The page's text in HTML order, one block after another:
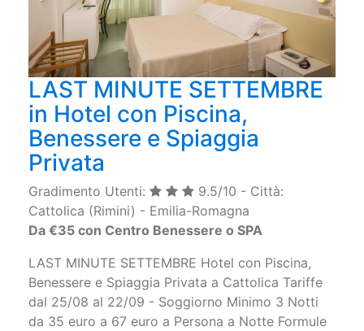
LAST MINUTE SETTEMBRE
in Hotel con Piscina,
Benessere e Spiaggia
Privata
Gradimento Utenti:
9.5/10 - Città:
Cattolica (Rimini) - Emilia-Romagna
Da €35 con Centro Benessere o SPA
LAST MINUTE SETTEMBRE Hotel con Piscina,
Benessere e Spiaggia Privata a Cattolica Tariffe
dal 25/08 al 22/09 - Soggiorno Minimo 3 Notti
da 35 euro a 67 euro a Persona a Notte Formule